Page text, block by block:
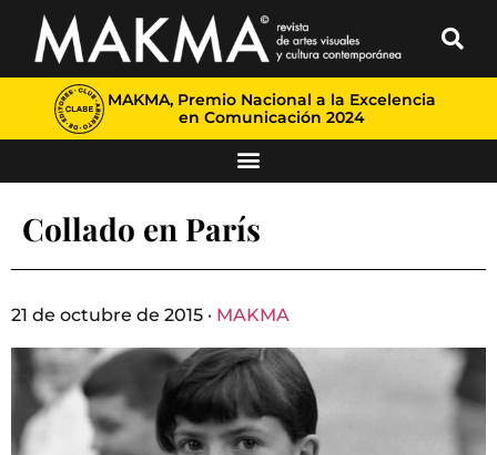
MAKMA, Premio Nacional a la Excelencia
en Comunicación 2024
Collado en París
21 de octubre de 2015 · MAKMA